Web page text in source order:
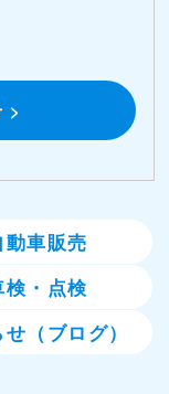
>
動車販売
検・点検
（ブログ）